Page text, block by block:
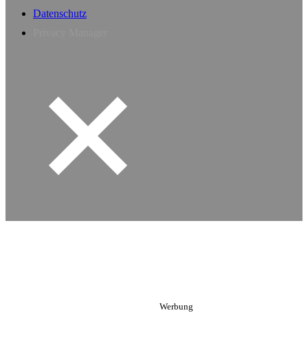
Datenschutz